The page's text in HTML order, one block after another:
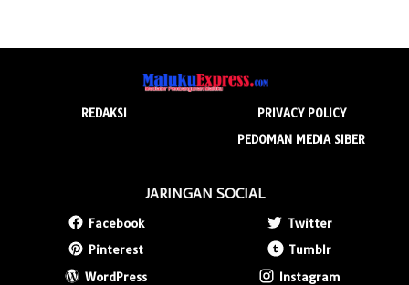
REDAKSI
PRIVACY POLICY
PEDOMAN MEDIA SIBER
JARINGAN SOCIAL
Facebook
Twitter
Pinterest
Tumblr
WordPress
Instagram